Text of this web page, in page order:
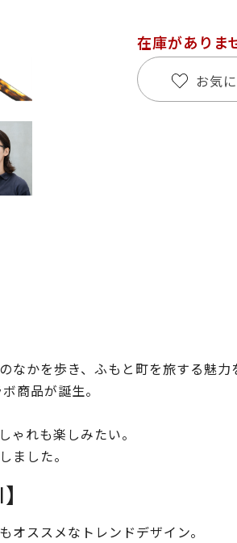
在庫がありま
お気
なかを歩き、ふもと町を旅する魅
商品が誕生。
れも楽しみたい。
ました。
ススメなトレンドデザイン。